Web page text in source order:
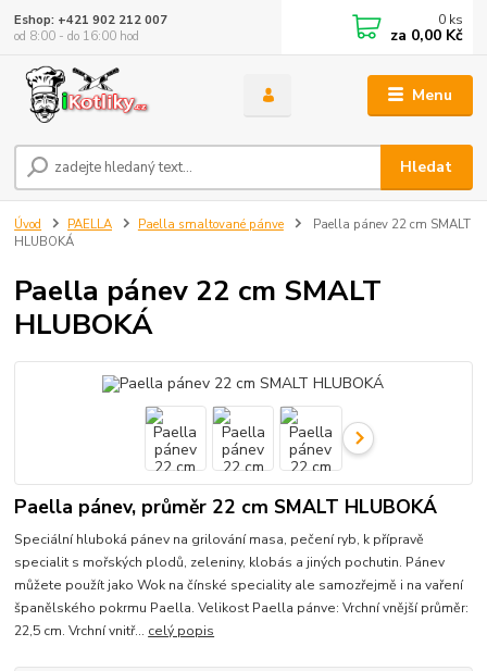
Menu
Hledat
Eshop: +421 902 212 007
od 8:00 - do 16:00 hod
0 ks
za 0,00 Kč
Úvod PAELLA Paella smaltované pánve
Paella pánev 22 cm SMALT
HLUBOKÁ
Paella pánev 22 cm SMALT
HLUBOKÁ
Paella pánev, průměr 22 cm SMALT HLUBOKÁ
Speciální hluboká pánev na grilování masa, pečení ryb, k přípravě
specialit s mořských plodů, zeleniny, klobás a jiných pochutin. Pánev
můžete použít jako Wok na čínské speciality ale samozřejmě i na vaření
španělského pokrmu Paella. Velikost Paella pánve: Vrchní vnější průměr:
22,5 cm. Vrchní vnitř... celý popis